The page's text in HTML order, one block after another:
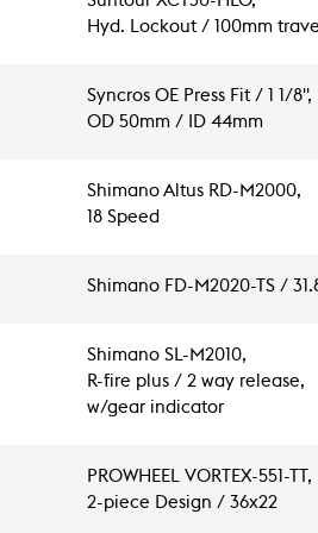
Hyd. Lockout / 100mm travel
Syncros OE Press Fit / 1 1/8",
OD 50mm / ID 44mm
Shimano Altus RD-M2000,
18 Speed
Shimano FD-M2020-TS /
Shimano SL-M2010,
R-fire plus / 2 way release,
w/gear indicator
PROWHEEL VORTEX-551-TT,
2-piece Design / 36x22